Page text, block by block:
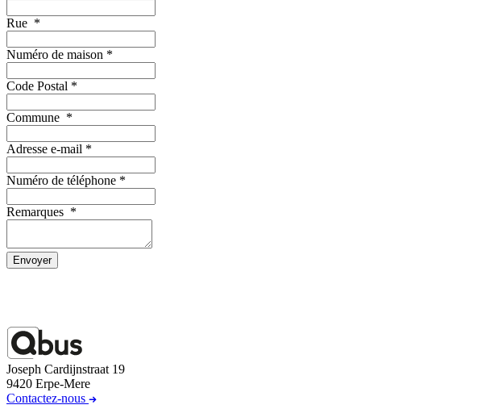
Rue *
Numéro de maison *
Code Postal *
Commune *
Adresse e-mail *
Numéro de téléphone *
Remarques *
Envoyer
Joseph Cardijnstraat 19
9420 Erpe-Mere
Contactez-nous